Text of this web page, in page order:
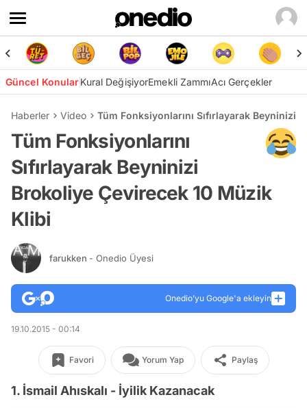
Güncel KonularKural DeğişiyorEmekli ZammıAcı Gerçekler
Haberler Video Tüm Fonksiyonlarını Sıfırlayarak Beyninizi
Tüm Fonksiyonlarını
Sıfırlayarak Beyninizi
Brokoliye Çevirecek 10 Müzik
Klibi
farukken - Onedio Üyesi
Onedio’yu Google'a ekleyin
19.10.2015 - 00:14
Favori Yorum Yap Paylaş
1. İsmail Ahıskalı - İyilik Kazanacak